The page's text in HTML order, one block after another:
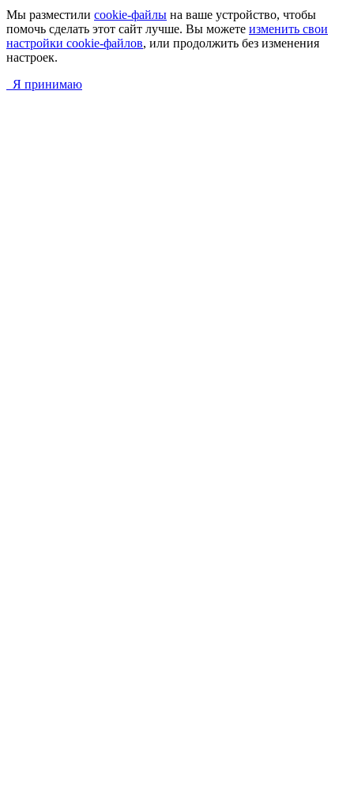
Мы разместили cookie-файлы на ваше устройство, чтобы
помочь сделать этот сайт лучше. Вы можете изменить свои
настройки cookie-файлов, или продолжить без изменения
настроек.
Я принимаю